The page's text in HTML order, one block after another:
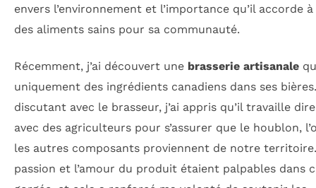
envers l’environnement et l’importance qu’il accorde
des aliments sains pour sa communauté.
Récemment, j’ai découvert une brasserie artisanale
uniquement des ingrédients canadiens dans ses
discutant avec le brasseur, j’ai appris qu’il travaille
avec des agriculteurs pour s’assurer que le houblon,
les autres composants proviennent de notre
passion et l’amour du produit étaient palpables dans